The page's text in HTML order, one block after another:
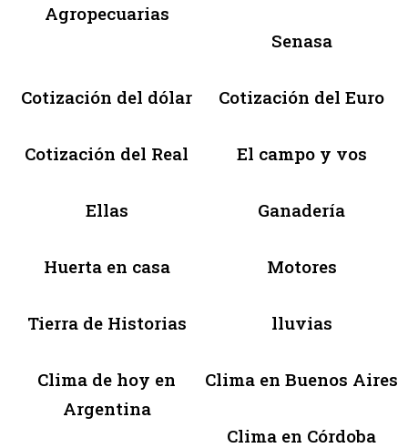
Agropecuarias
Senasa
Cotización del dólar Cotización del Euro
Cotización del Real El campo y vos
Ellas Ganadería
Huerta en casa Motores
Tierra de Historias lluvias
Clima de hoy en
Argentina
Clima en Buenos Aires
Clima en Córdoba